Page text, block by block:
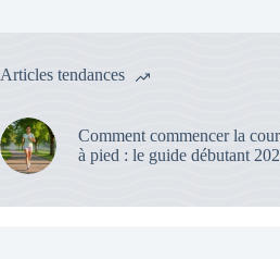
Articles tendances
Comment commencer la
à pied : le guide débutant